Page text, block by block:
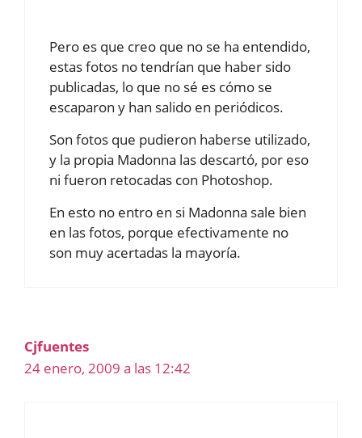
Pero es que creo que no se ha entendido,
estas fotos no tendrían que haber sido
publicadas, lo que no sé es cómo se
escaparon y han salido en periódicos.
Son fotos que pudieron haberse utilizado,
y la propia Madonna las descartó, por eso
ni fueron retocadas con Photoshop.
En esto no entro en si Madonna sale bien
en las fotos, porque efectivamente no
son muy acertadas la mayoría.
Cjfuentes
24 enero, 2009 a las 12:42